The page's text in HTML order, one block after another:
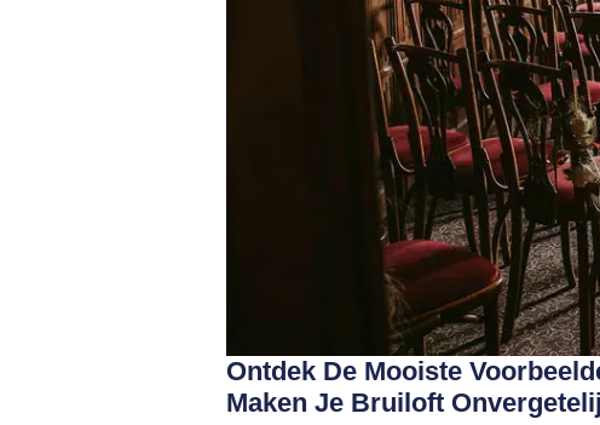
Ontdek De Mooiste
Maken Je Bruiloft